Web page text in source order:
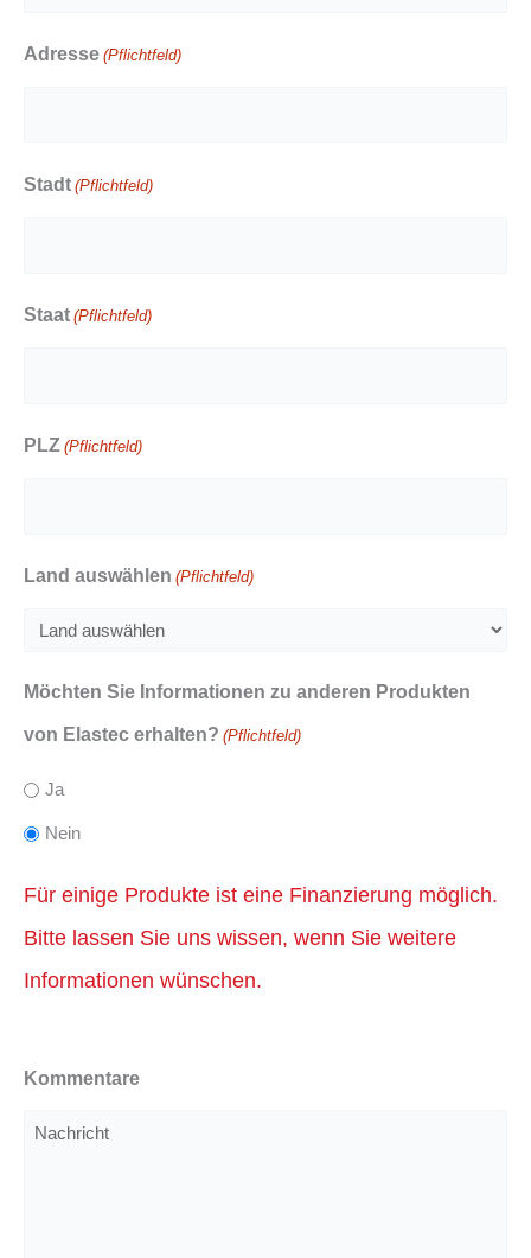
Adresse (Pflichtfeld)
Stadt (Pflichtfeld)
Staat (Pflichtfeld)
PLZ (Pflichtfeld)
Land auswählen (Pflichtfeld)
Möchten Sie Informationen zu anderen Produkten
von Elastec erhalten? (Pflichtfeld)
Ja
Nein
Für einige Produkte ist eine Finanzierung möglich.
Bitte lassen Sie uns wissen, wenn Sie weitere
Informationen wünschen.
Kommentare